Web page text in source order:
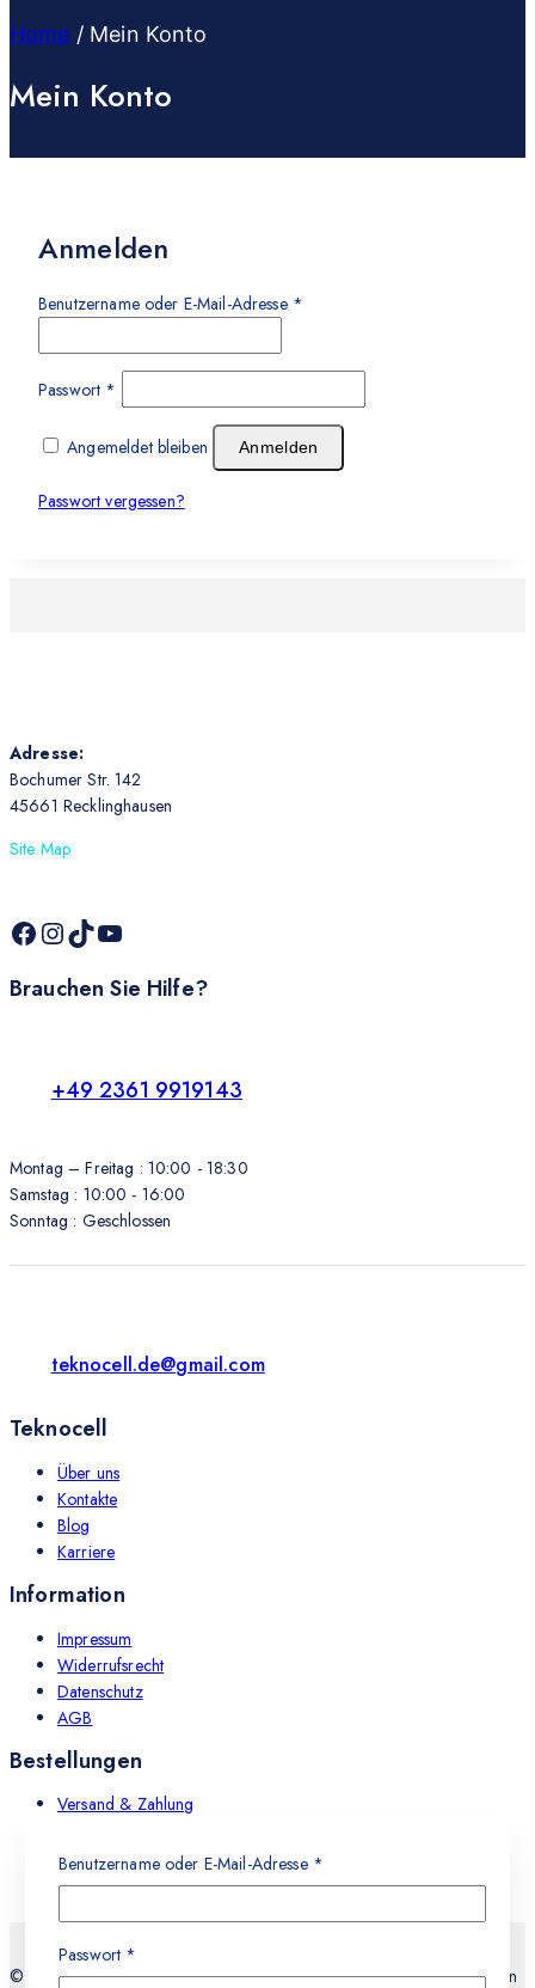
Home / Mein Konto
Mein Konto
Anmelden
Benutzername oder E-Mail-Adresse *
Passwort *
Angemeldet bleiben Anmelden
Passwort vergessen?
Adresse:
Bochumer Str. 142
45661 Recklinghausen
Site Map
Brauchen Sie Hilfe?
+49 2361 9919143
Montag – Freitag : 10:00 - 18:30
Samstag : 10:00 - 16:00
Sonntag : Geschlossen
teknocell.de@gmail.com
Teknocell
Über uns
Kontakte
Blog
Karriere
Information
Impressum
Widerrufsrecht
Datenschutz
AGB
Bestellungen
Versand & Zahlung
Leistungen
© 2026 Teknocell Handy Reparatur, An und Verkauf Express Service in
Stellen Sie eine Frage
Benutzername oder E-Mail-Adresse *
Passwort *